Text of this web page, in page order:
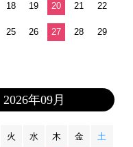
18 19 20 21 22
25 26 27 28 29
2026年09月
火 水 木 金 土